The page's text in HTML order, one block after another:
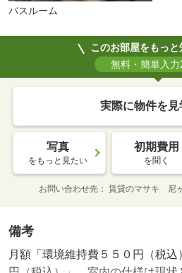
バスルーム
このお部屋をもっと
無料・簡単入力
実際に物件を見
写真
をもっと見たい
初期費用
を聞く
お問い合わせ先 賃貸のマサキ 尼
備考
月額「環境維持費５５０円（税